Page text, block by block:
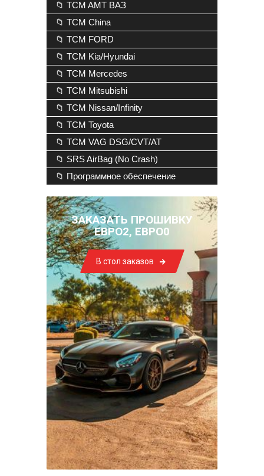
📁 TCM AMT ВАЗ
📁 TCM China
📁 TCM FORD
📁 TCM Kia/Hyundai
📁 TCM Mercedes
📁 TCM Mitsubishi
📁 TCM Nissan/Infinity
📁 TCM Toyota
📁 TCM VAG DSG/CVT/AT
📁 SRS AirBag (No Crash)
📁 Программное обеспечение
ЗАКАЗАТЬ ПРОШИВКУ
ЕВРО2, ЕВРО0
В стол заказов